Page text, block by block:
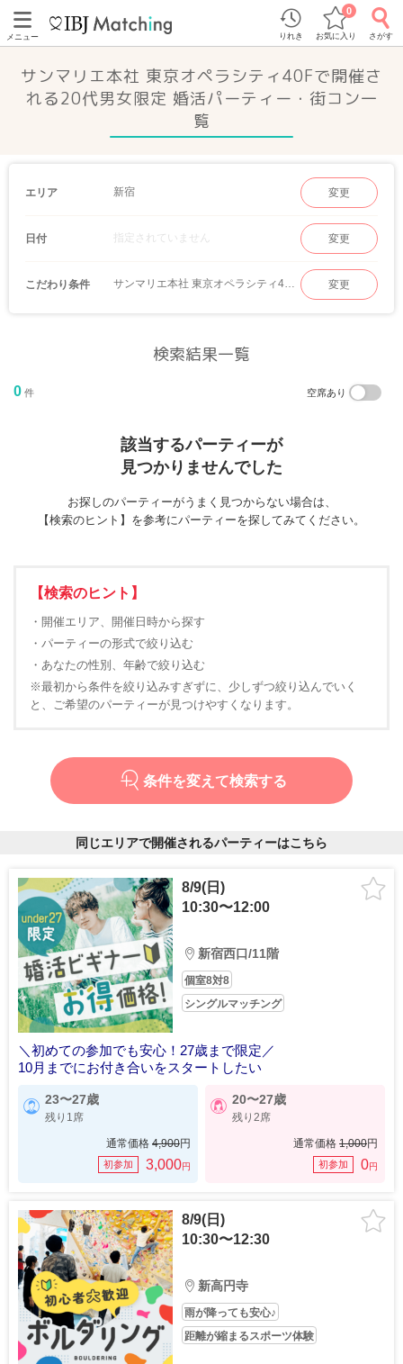
メニュー りれき お気に入り
0
さがす
サンマリエ本社 東京オペラシティ40Fで開催さ
れる20代男女限定 婚活パーティー・街コン一
覧
エリア 新宿 変更
日付 指定されていません 変更
こだわり条件 サンマリエ本社 東京オペラシティ40F｜20代男女限定 変更
検索結果一覧
0 件 空席あり
該当するパーティーが
見つかりませんでした
お探しのパーティーがうまく見つからない場合は、
【検索のヒント】を参考にパーティーを探してみてください。
【検索のヒント】
・開催エリア、開催日時から探す
・パーティーの形式で絞り込む
・あなたの性別、年齢で絞り込む
※最初から条件を絞り込みすぎずに、少しずつ絞り込んでいく
と、ご希望のパーティーが見つけやすくなります。
条件を変えて検索する
同じエリアで開催されるパーティーはこちら
8/9(日)
10:30〜12:00
新宿西口/11階
個室8対8
シングルマッチング
＼初めての参加でも安心！27歳まで限定／
10月までにお付き合いをスタートしたい
23〜27歳
残り1席
通常価格 4,900円
初参加 3,000円
20〜27歳
残り2席
通常価格 1,000円
初参加 0円
8/9(日)
10:30〜12:30
新高円寺
雨が降っても安心♪
距離が縮まるスポーツ体験